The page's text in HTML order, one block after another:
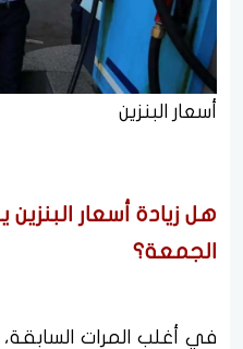
أسعار البنزين
هل زيادة أسعار
الجمعة؟
في أغلب المرات السابقة،